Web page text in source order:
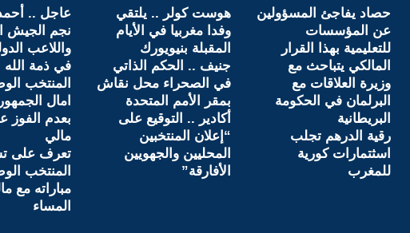
حصاد يفاجئ المسؤولين
عن المؤسسات
للتعليمية بهذا القرار
المالكي يتباحث مع
وزيرة العلاقات مع
البرلمان في الحكومة
البريطانية
رقية الدرهم تجلب
اسثتمارات كورية
للمغرب
هوست كولر .. يلتقي
وفدا مغربيا في الأيام
المقبلة بنيويورك
جنيف .. الحكم الذاتي
في الصحراء محل نقاش
بمقر الأمم المتحدة
أكادير .. التوقيع على
“إعلان المنتخبين
المحليين والجهويين
الأفارقة”
عاجل ..
نجم الجيش
واللاعب
في ذمة الله
المنتخب
امال
بعدم الفوز
مالي
تعرف على
المنتخب
مباراته مع
المساء